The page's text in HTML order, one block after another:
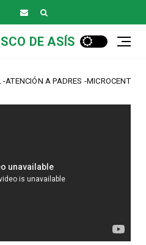
A PADRES -MICROCENTROS